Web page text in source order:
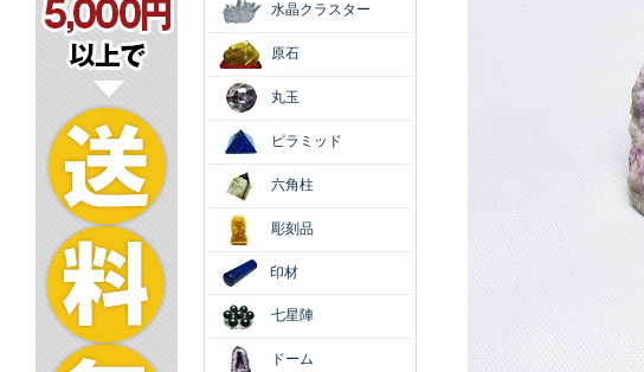
水晶クラスター
原石
丸玉
ピラミッド
六角柱
彫刻品
印材
七星陣
ドーム